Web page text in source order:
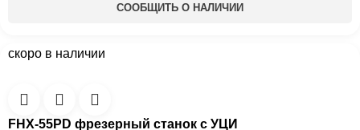
СООБЩИТЬ О НАЛИЧИИ
скоро в наличии
FHX-55PD фрезерный станок с УЦИ